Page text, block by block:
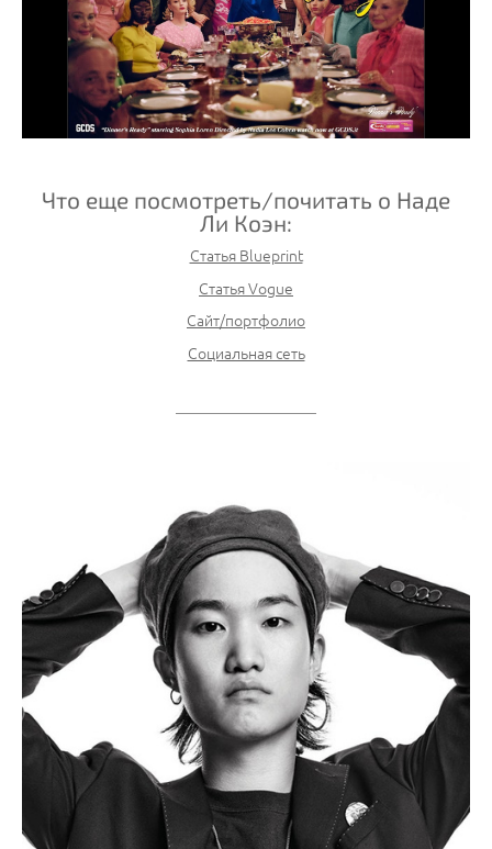
Что еще посмотреть/почитать о Наде
Ли Коэн:
Статья Blueprint
Статья Vogue
Сайт/портфолио
Социальная сеть